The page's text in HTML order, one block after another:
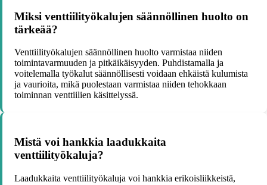
Miksi venttiilityökalujen säännöllinen huolto on
tärkeää?
Venttiilityökalujen säännöllinen huolto varmistaa niiden
toimintavarmuuden ja pitkäikäisyyden. Puhdistamalla ja
voitelemalla työkalut säännöllisesti voidaan ehkäistä kulumista
ja vaurioita, mikä puolestaan varmistaa niiden tehokkaan
toiminnan venttiilien käsittelyssä.
Mistä voi hankkia laadukkaita
venttiilityökaluja?
Laadukkaita venttiilityökaluja voi hankkia erikoisliikkeistä,